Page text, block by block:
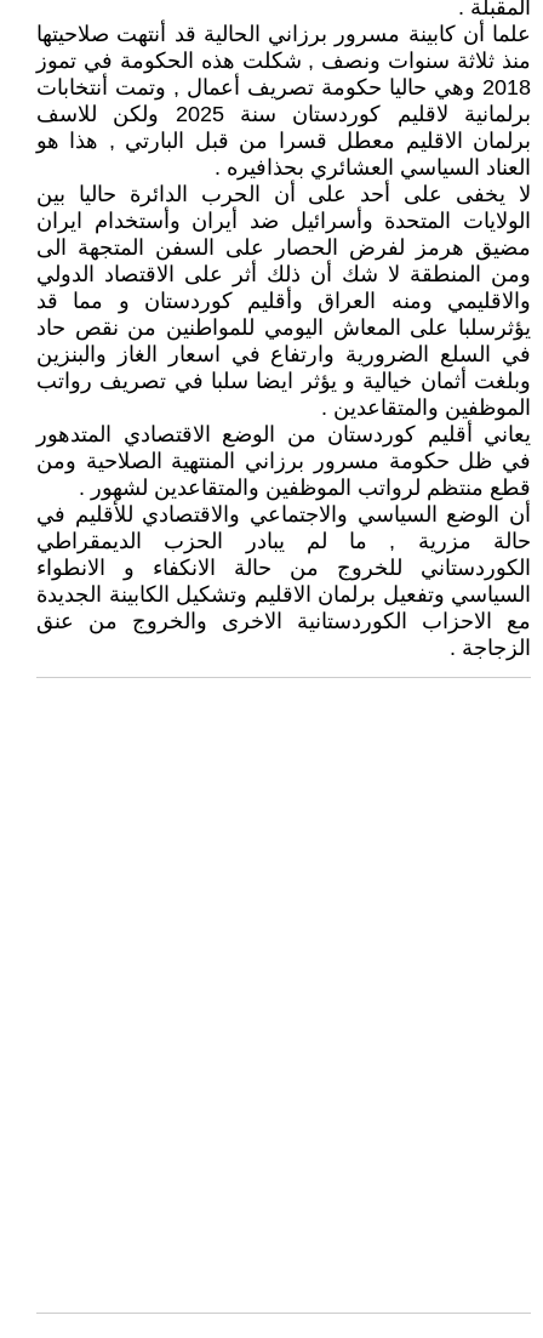
المقبلة .
علما أن كابينة مسرور برزاني الحالية قد أنتهت صلاحيتها
منذ ثلاثة سنوات ونصف , شكلت هذه الحكومة في تموز
2018 وهي حاليا حكومة تصريف أعمال , وتمت أنتخابات
برلمانية لاقليم كوردستان سنة 2025 ولكن للاسف
برلمان الاقليم معطل قسرا من قبل البارتي , هذا هو
العناد السياسي العشائري بحذافيره .
لا يخفى على أحد على أن الحرب الدائرة حاليا بين
الولايات المتحدة وأسرائيل ضد أيران وأستخدام ايران
مضيق هرمز لفرض الحصار على السفن المتجهة الى
ومن المنطقة لا شك أن ذلك أثر على الاقتصاد الدولي
والاقليمي ومنه العراق وأقليم كوردستان و مما قد
يؤثرسلبا على المعاش اليومي للمواطنين من نقص حاد
في السلع الضرورية وارتفاع في اسعار الغاز والبنزين
وبلغت أثمان خيالية و يؤثر ايضا سلبا في تصريف رواتب
الموظفين والمتقاعدين .
يعاني أقليم كوردستان من الوضع الاقتصادي المتدهور
في ظل حكومة مسرور برزاني المنتهية الصلاحية ومن
قطع منتظم لرواتب الموظفين والمتقاعدين لشهور .
أن الوضع السياسي والاجتماعي والاقتصادي للأقليم في
حالة مزرية , ما لم يبادر الحزب الديمقراطي
الكوردستاني للخروج من حالة الانكفاء و الانطواء
السياسي وتفعيل برلمان الاقليم وتشكيل الكابينة الجديدة
مع الاحزاب الكوردستانية الاخرى والخروج من عنق
الزجاجة .